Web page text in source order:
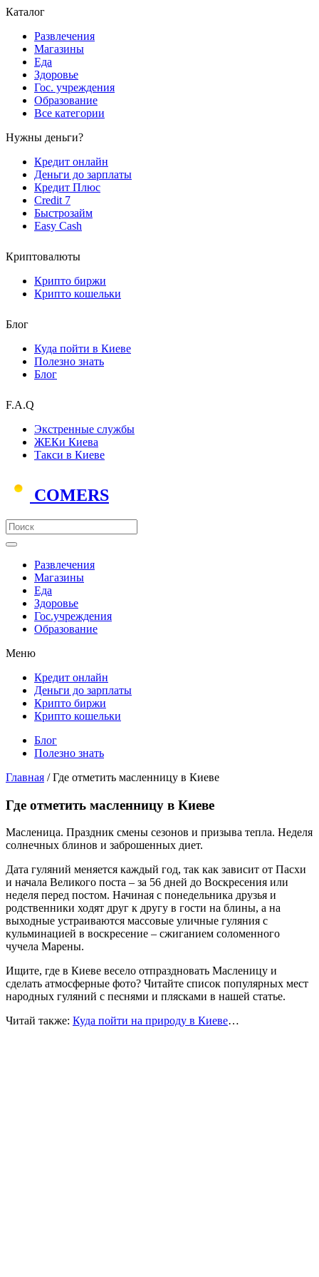
Каталог
Развлечения
Магазины
Еда
Здоровье
Гос. учреждения
Образование
Все категории
Нужны деньги?
Кредит онлайн
Деньги до зарплаты
Кредит Плюс
Credit 7
Быстрозайм
Easy Cash
Криптовалюты
Крипто биржи
Крипто кошельки
Блог
Куда пойти в Киеве
Полезно знать
Блог
F.A.Q
Экстренные службы
ЖЕКи Киева
Такси в Киеве
COMERS
Развлечения
Магазины
Еда
Здоровье
Гос.учреждения
Образование
Меню
Кредит онлайн
Деньги до зарплаты
Крипто биржи
Крипто кошельки
Блог
Полезно знать
Главная / Где отметить масленницу в Киеве
Где отметить масленницу в Киеве
Масленица. Праздник смены сезонов и призыва тепла. Неделя
солнечных блинов и заброшенных диет.
Дата гуляний меняется каждый год, так как зависит от Пасхи
и начала Великого поста – за 56 дней до Воскресения или
неделя перед постом. Начиная с понедельника друзья и
родственники ходят друг к другу в гости на блины, а на
выходные устраиваются массовые уличные гуляния с
кульминацией в воскресение – сжиганием соломенного
чучела Марены.
Ищите, где в Киеве весело отпраздновать Масленицу и
сделать атмосферные фото? Читайте список популярных мест
народных гуляний с песнями и плясками в нашей статье.
Читай также: Куда пойти на природу в Киеве…